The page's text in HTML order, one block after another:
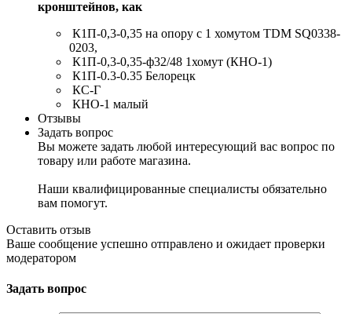
кронштейнов, как
К1П-0,3-0,35 на опору с 1 хомутом TDM SQ0338-
0203,
К1П-0,3-0,35-ф32/48 1хомут (КНО-1)
К1П-0.3-0.35 Белорецк
КС-Г
КНО-1 малый
Отзывы
Задать вопрос
Вы можете задать любой интересующий вас вопрос по
товару или работе магазина.
Наши квалифицированные специалисты обязательно
вам помогут.
Оставить отзыв
Ваше сообщение успешно отправлено и ожидает проверки
модератором
Задать вопрос